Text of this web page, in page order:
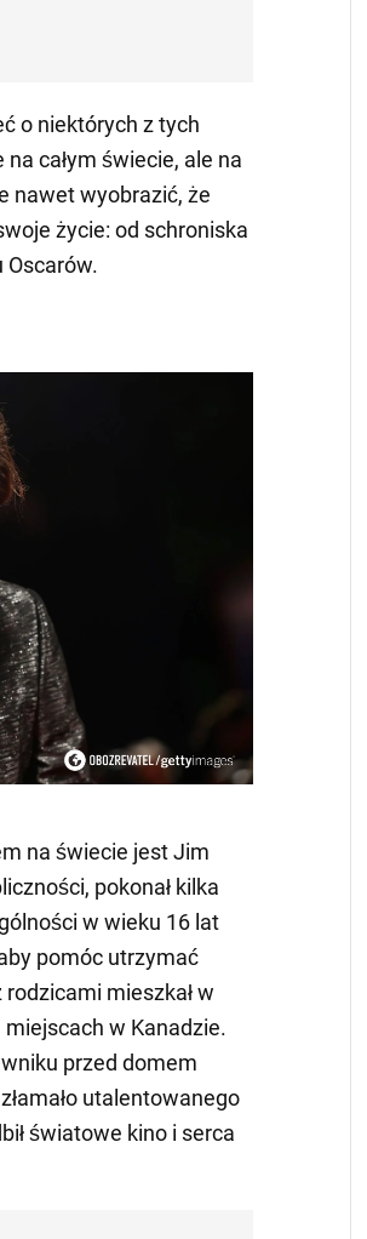
o niektórych z tych
całym świecie, ale na
nawet wyobrazić, że
życie: od schroniska
Oscarów.
na świecie jest Jim
pokonał kilka
w wieku 16 lat
pomóc utrzymać
mieszkał w
w Kanadzie.
przed domem
utalentowanego
światowe kino i serca